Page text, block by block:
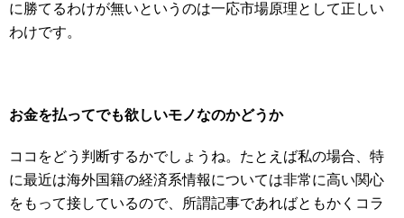
に勝てるわけが無いというのは一応市場原理として正しい
わけです。
お金を払ってでも欲しいモノなのかどうか
ココをどう判断するかでしょうね。たとえば私の場合、特
に最近は海外国籍の経済系情報については非常に高い関心
をもって接しているので、所謂記事であればともかくコラ